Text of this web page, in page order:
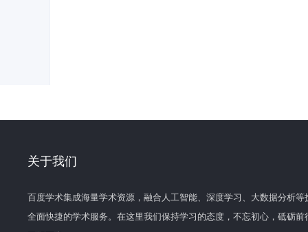
关于我们
百度学术集成海量学术资源，融合人工智能、深度学习、大数据分析
全面快捷的学术服务。在这里我们保持学习的态度，不忘初心，砥砺前